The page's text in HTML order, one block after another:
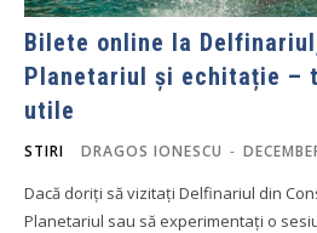
Bilete online la
Planetariul și echitație –
utile
STIRI DRAGOS IONESCU -
Dacă doriți să vizitați Delfinariul din
Planetariul sau să experimentați o